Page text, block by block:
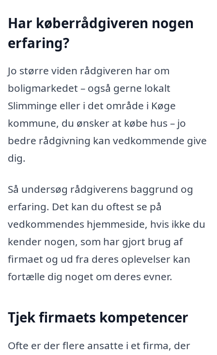
Har køberrådgiveren nogen
erfaring?
Jo større viden rådgiveren har om
boligmarkedet – også gerne lokalt
Slimminge eller i det område i Køge
kommune, du ønsker at købe hus – jo
bedre rådgivning kan vedkommende give
dig.
Så undersøg rådgiverens baggrund og
erfaring. Det kan du oftest se på
vedkommendes hjemmeside, hvis ikke du
kender nogen, som har gjort brug af
firmaet og ud fra deres oplevelser kan
fortælle dig noget om deres evner.
Tjek firmaets kompetencer
Ofte er der flere ansatte i et firma, der